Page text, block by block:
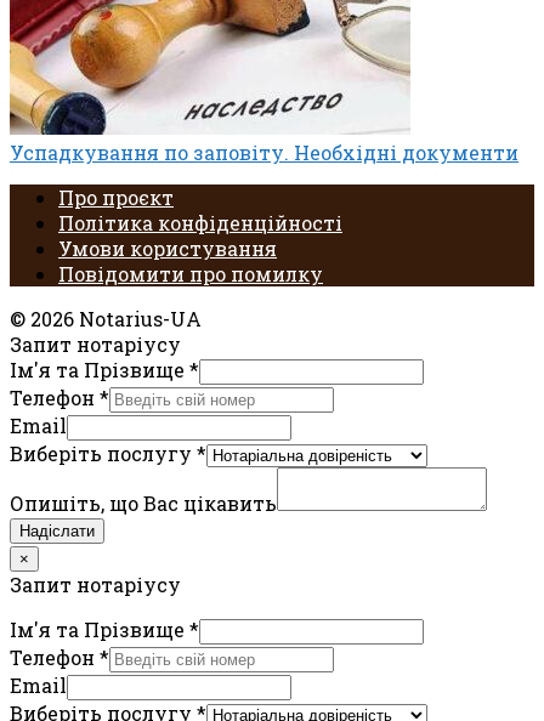
Успадкування по заповіту. Необхідні документи
Про проєкт
Політика конфіденційності
Умови користування
Повідомити про помилку
© 2026 Notarius-UA
Запит нотаріусу
Ім'я та Прізвище *
Телефон *
Email
Виберіть послугу *
Опишіть, що Вас цікавить
Надіслати
×
Запит нотаріусу
Ім'я та Прізвище *
Телефон *
Email
Виберіть послугу *